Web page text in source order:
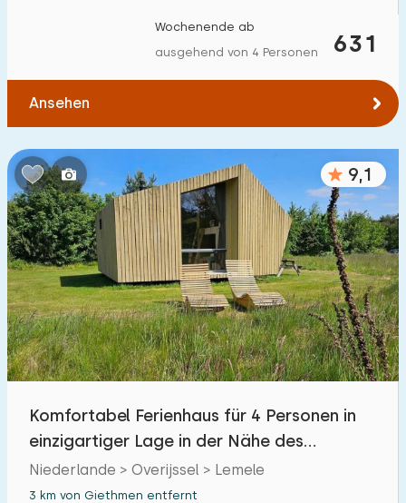
1 2 5 10 20
Zu öffentlichen Verkehrsmitteln (max. km):
0,2 0,5 1 2 5
Unterkunft
Nicht im Ferienpark 11
Im Ferienpark
Einfamilienhaus
631
Wochenende ab
ausgehend von 4 Personen
Ansehen
9,1
Komfortabel Ferienhaus für 4 Personen in
einzigartiger Lage in der Nähe des
Lemelerbergs
Niederlande > Overijssel > Lemele
3 km von Giethmen entfernt